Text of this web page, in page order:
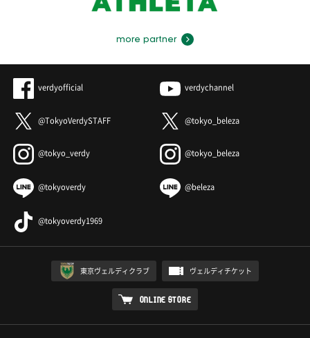
more partner
verdyofficial verdychannel
@TokyoVerdySTAFF @tokyo_beleza
@tokyo_verdy @tokyo_beleza
@tokyoverdy @beleza
@tokyoverdy1969
東京ヴェルディクラブ ヴェルディチケット
ONLINE STORE